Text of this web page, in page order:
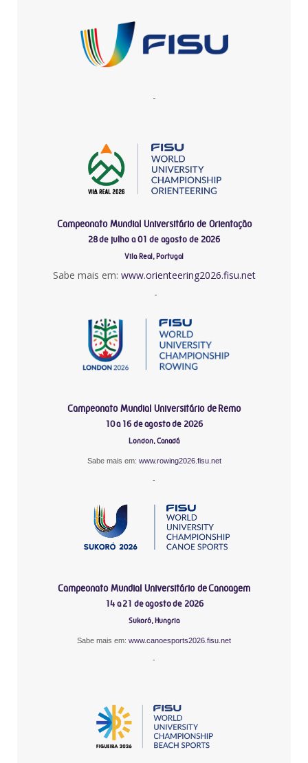
-
Campeonato Mundial Universitário de Orientação
28 de julho a 01 de agosto de 2026
Vila Real, Portugal
Sabe mais em: www.orienteering2026.fisu.net
-
Campeonato Mundial Universitário de Remo
10 a 16 de agosto de 2026
London, Canadá
Sabe mais em: www.rowing2026.fisu.net
-
Campeonato Mundial Universitário de Canoagem
14 a 21 de agosto de 2026
Sukoró, Hungria
Sabe mais em: www.canoesports2026.fisu.net
-